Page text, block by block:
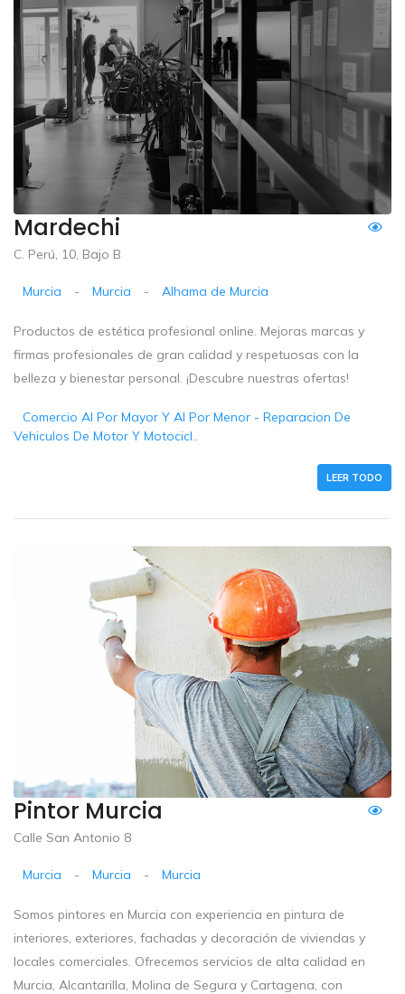
Mardechi
C. Perú, 10, Bajo B
Murcia - Murcia - Alhama de Murcia
Productos de estética profesional online. Mejoras marcas y
firmas profesionales de gran calidad y respetuosas con la
belleza y bienestar personal. ¡Descubre nuestras ofertas!
Comercio Al Por Mayor Y Al Por Menor - Reparacion De
Vehiculos De Motor Y Motocicl..
LEER TODO
Pintor Murcia
Calle San Antonio 8
Murcia - Murcia - Murcia
Somos pintores en Murcia con experiencia en pintura de
interiores, exteriores, fachadas y decoración de viviendas y
locales comerciales. Ofrecemos servicios de alta calidad en
Murcia, Alcantarilla, Molina de Segura y Cartagena, con